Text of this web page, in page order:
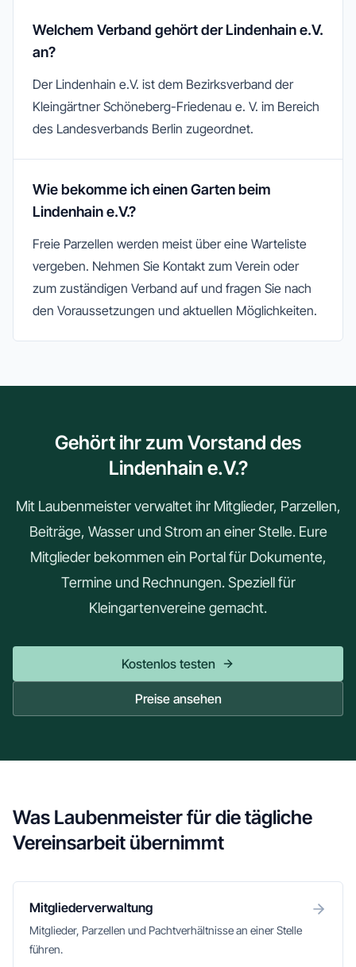
Welchem Verband gehört der Lindenhain e.V.
an?
Der Lindenhain e.V. ist dem Bezirksverband der
Kleingärtner Schöneberg-Friedenau e. V. im Bereich
des Landesverbands Berlin zugeordnet.
Wie bekomme ich einen Garten beim
Lindenhain e.V.?
Freie Parzellen werden meist über eine Warteliste
vergeben. Nehmen Sie Kontakt zum Verein oder
zum zuständigen Verband auf und fragen Sie nach
den Voraussetzungen und aktuellen Möglichkeiten.
Gehört ihr zum Vorstand des
Lindenhain e.V.?
Mit Laubenmeister verwaltet ihr Mitglieder, Parzellen,
Beiträge, Wasser und Strom an einer Stelle. Eure
Mitglieder bekommen ein Portal für Dokumente,
Termine und Rechnungen. Speziell für
Kleingartenvereine gemacht.
Kostenlos testen
Preise ansehen
Was Laubenmeister für die tägliche
Vereinsarbeit übernimmt
Mitgliederverwaltung
Mitglieder, Parzellen und Pachtverhältnisse an einer Stelle
führen.